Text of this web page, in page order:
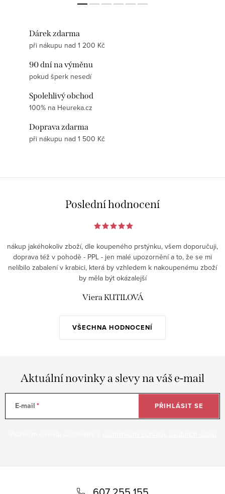
Dárek zdarma
při nákupu nad 1 200 Kč
90 dní na výměnu
pokud šperk nesedí
Spolehlivý obchod
100% na Heureka.cz
Doprava zdarma
při nákupu nad 1 500 Kč
Poslední hodnocení
VŠECHNA HODNOCENÍ
nákup jakéhokoliv zboží, dle koupeného prstýnku, všem doporučuji,
doprava též v pohodě - PPL - jen malé upozornění a to, že se mi
nelíbilo zabalení v krabici, která by vzhledem k nakoupenému zboží
by měla být okázalejší
Viera KUTILOVÁ
Aktuální novinky a slevy na váš e-mail
E-mail PŘIHLÁSIT SE